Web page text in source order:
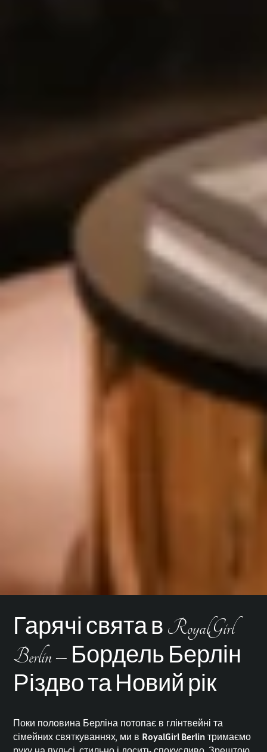
Гарячі свята в RoyalGirl
Berlin – Бордель Берлін
Різдво та Новий рік
Поки половина Берліна потопає в глінтвейні та
сімейних святкуваннях, ми в RoyalGirl Berlin тримаємо